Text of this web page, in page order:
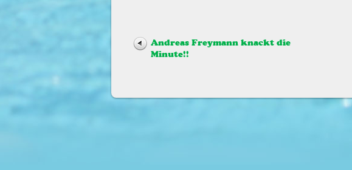
Andreas Freymann knackt die
Minute!!